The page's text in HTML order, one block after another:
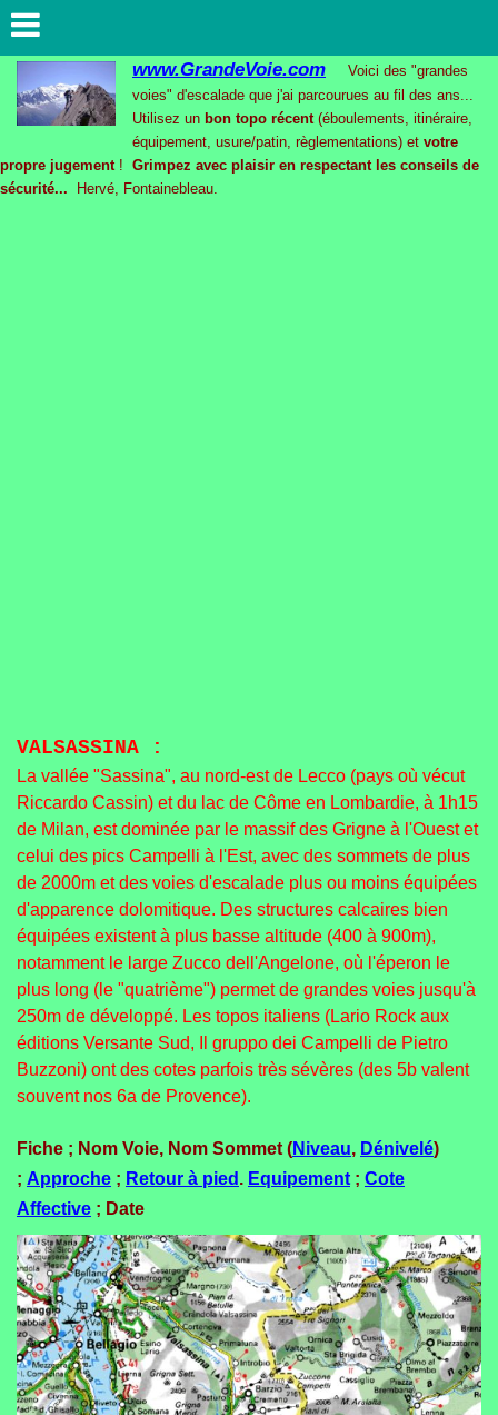
www.GrandeVoie.com Voici des "grandes
voies" d'escalade que j'ai parcourues au fil des ans...
Utilisez un bon topo récent (éboulements, itinéraire,
équipement, usure/patin, règlementations) et votre
propre jugement ! Grimpez avec plaisir en respectant les conseils de
sécurité... Hervé, Fontainebleau.
VALSASSINA :
La vallée "Sassina", au nord-est de Lecco (pays où vécut
Riccardo Cassin) et du lac de Côme en Lombardie, à 1h15
de Milan, est dominée par le massif des Grigne à l'Ouest et
celui des pics Campelli à l'Est, avec des sommets de plus
de 2000m et des voies d'escalade plus ou moins équipées
d'apparence dolomitique. Des structures calcaires bien
équipées existent à plus basse altitude (400 à 900m),
notamment le large Zucco dell'Angelone, où l'éperon le
plus long (le "quatrième") permet de grandes voies jusqu'à
250m de développé. Les topos italiens (Lario Rock aux
éditions Versante Sud, Il gruppo dei Campelli de Pietro
Buzzoni) ont des cotes parfois très sévères (des 5b valent
souvent nos 6a de Provence).
Fiche ; Nom Voie, Nom Sommet (Niveau, Dénivelé)
; Approche ; Retour à pied . Equipement ; Cote
Affective ; Date